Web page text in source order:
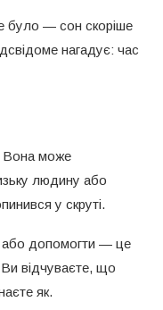
було — сон скоріше
нагадує: час
Вона може
людину або
у скруті.
або допомогти — це
Ви відчуваєте, що
як.